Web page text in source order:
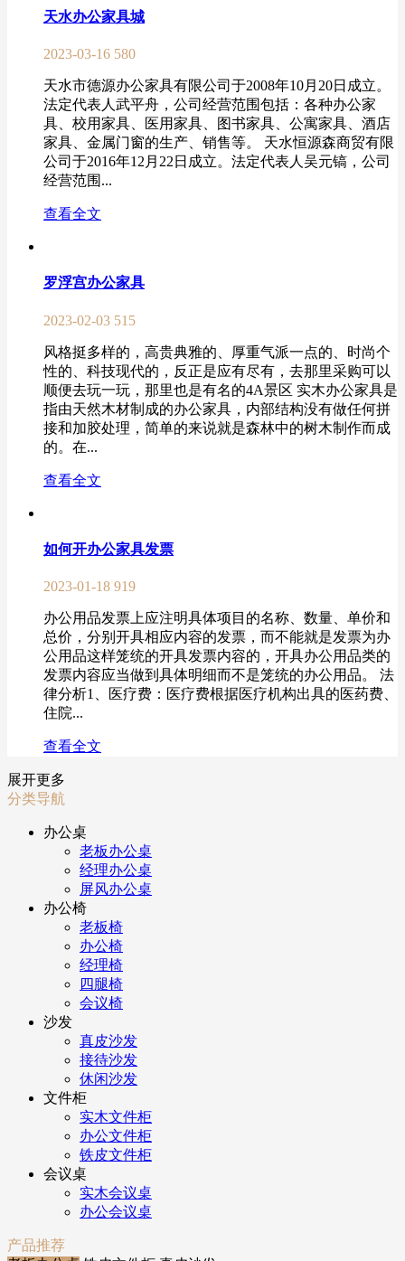
天水办公家具城
2023-03-16 580
天水市德源办公家具有限公司于2008年10月20日成立。
法定代表人武平舟，公司经营范围包括：各种办公家
具、校用家具、医用家具、图书家具、公寓家具、酒店
家具、金属门窗的生产、销售等。 天水恒源森商贸有限
公司于2016年12月22日成立。法定代表人吴元镐，公司
经营范围...
查看全文
罗浮宫办公家具
2023-02-03 515
风格挺多样的，高贵典雅的、厚重气派一点的、时尚个
性的、科技现代的，反正是应有尽有，去那里采购可以
顺便去玩一玩，那里也是有名的4A景区 实木办公家具是
指由天然木材制成的办公家具，内部结构没有做任何拼
接和加胶处理，简单的来说就是森林中的树木制作而成
的。在...
查看全文
如何开办公家具发票
2023-01-18 919
办公用品发票上应注明具体项目的名称、数量、单价和
总价，分别开具相应内容的发票，而不能就是发票为办
公用品这样笼统的开具发票内容的，开具办公用品类的
发票内容应当做到具体明细而不是笼统的办公用品。 法
律分析1、医疗费：医疗费根据医疗机构出具的医药费、
住院...
查看全文
展开更多
分类导航
办公桌
老板办公桌
经理办公桌
屏风办公桌
办公椅
老板椅
办公椅
经理椅
四腿椅
会议椅
沙发
真皮沙发
接待沙发
休闲沙发
文件柜
实木文件柜
办公文件柜
铁皮文件柜
会议桌
实木会议桌
办公会议桌
产品推荐